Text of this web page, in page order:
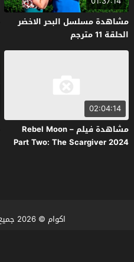
مشاهدة مسلسل البحر الاخضر
الحلقة 11 مترجم
02:04:14
مشاهدة فيلم Rebel Moon –
Part Two: The Scargiver 2024
اكوام © 2026 جميع الحقوق محفوظة.